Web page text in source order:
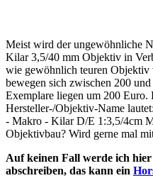
Meist wird der ungewöhnliche
Kilar 3,5/40 mm Objektiv in
wie gewöhnlich teuren Objektiv
bewegen sich zwischen 200
Exemplare liegen um 200 Euro.
Hersteller-/Objektiv-Name
- Makro - Kilar D/E 1:3,5/4cm
Objektivbau? Wird gerne mal
Auf keinen Fall werde ich
abschreiben, das kann ein